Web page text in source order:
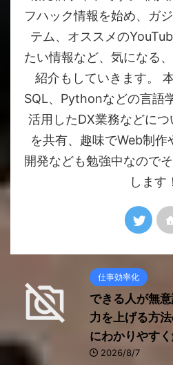
フハック情報を始め、ガ
テム、オススメの
たい情報など、気になる
紹介もしていきます。
SQL、Pythonなどの言語
活用したDX業務などに
を共有、趣味でWeb制作
開発なども勉強中なので
します！
仕事効率化
できる人が無
力を上げる方
にわかりやす
2026/8/7